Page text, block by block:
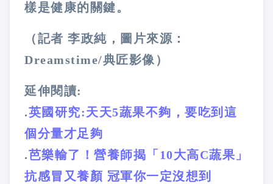
樣是健康的關鍵。
（記者 李政純，圖片來源：
Dreamstime/典匠影像）
延伸閱讀:
.英國研究:天天5蔬果不夠，要吃到這
個分量才足夠
.芭樂輸了！營養師揭「10大高C蔬果」
抗感冒又養顏 冠軍你一定沒想到